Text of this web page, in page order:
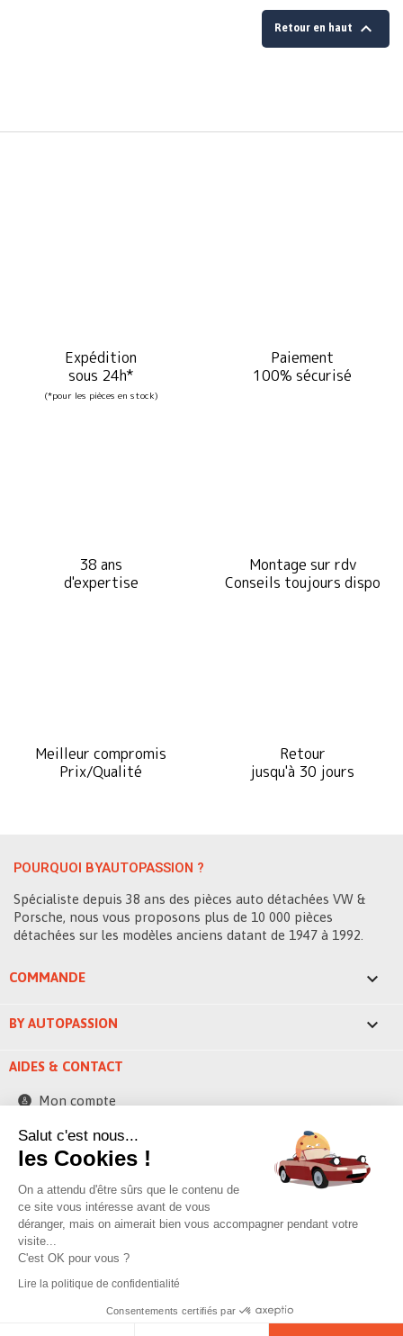
Retour en haut 
Expédition
sous 24h*
(*pour les pièces en stock)
Paiement
100% sécurisé
38 ans
d'expertise
Montage sur rdv
Conseils toujours dispo
Meilleur compromis
Prix/Qualité
Retour
jusqu'à 30 jours
POURQUOI BYAUTOPASSION ?
Spécialiste depuis 38 ans des pièces auto détachées VW &
Porsche, nous vous proposons plus de 10 000 pièces
détachées sur les modèles anciens datant de 1947 à 1992.
COMMANDE 
BY AUTOPASSION 
AIDES & CONTACT
Mon compte
Contactez-nous
248 ZAE la bascule
contact@byautopassion.com
04 74 87 05 41
© 2026 By AutoPassion,Poivre & sell
Salut c'est nous...
les Cookies !
On a attendu d'être sûrs que le contenu de
ce site vous intéresse avant de vous
déranger, mais on aimerait bien vous accompagner pendant votre
visite...
C'est OK pour vous ?
Lire la politique de confidentialité
Consentements certifiés par